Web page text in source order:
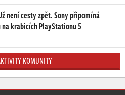
není cesty zpět. Sony připomíná
krabicích PlayStationu 5
KOMUNITY